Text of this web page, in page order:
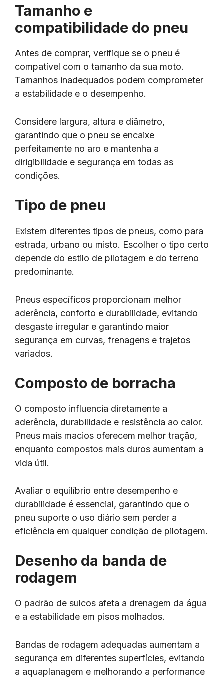
Tamanho e
compatibilidade do pneu
Antes de comprar, verifique se o pneu é
compatível com o tamanho da sua moto.
Tamanhos inadequados podem comprometer
a estabilidade e o desempenho.
Considere largura, altura e diâmetro,
garantindo que o pneu se encaixe
perfeitamente no aro e mantenha a
dirigibilidade e segurança em todas as
condições.
Tipo de pneu
Existem diferentes tipos de pneus, como para
estrada, urbano ou misto. Escolher o tipo certo
depende do estilo de pilotagem e do terreno
predominante.
Pneus específicos proporcionam melhor
aderência, conforto e durabilidade, evitando
desgaste irregular e garantindo maior
segurança em curvas, frenagens e trajetos
variados.
Composto de borracha
O composto influencia diretamente a
aderência, durabilidade e resistência ao calor.
Pneus mais macios oferecem melhor tração,
enquanto compostos mais duros aumentam a
vida útil.
Avaliar o equilíbrio entre desempenho e
durabilidade é essencial, garantindo que o
pneu suporte o uso diário sem perder a
eficiência em qualquer condição de pilotagem.
Desenho da banda de
rodagem
O padrão de sulcos afeta a drenagem da água
e a estabilidade em pisos molhados.
Bandas de rodagem adequadas aumentam a
segurança em diferentes superfícies, evitando
a aquaplanagem e melhorando a performance